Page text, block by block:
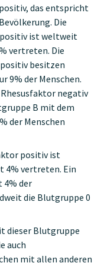
das entspricht
Die
ist weltweit
vertreten. Die
besitzen
9% der Menschen.
negativ
B mit dem
der Menschen
positiv ist
4% vertreten. Ein
4% der
die Blutgruppe 0
dieser Blutgruppe
auch
mit allen anderen